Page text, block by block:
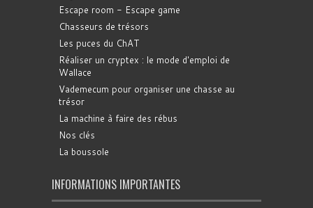
Escape room - Escape game
Chasseurs de trésors
Les puces du ChAT
Réaliser un cryptex : le mode d'emploi de
Wallace
Vademecum pour organiser une chasse au
trésor
La machine à faire des rébus
Nos clés
La boussole
INFORMATIONS IMPORTANTES